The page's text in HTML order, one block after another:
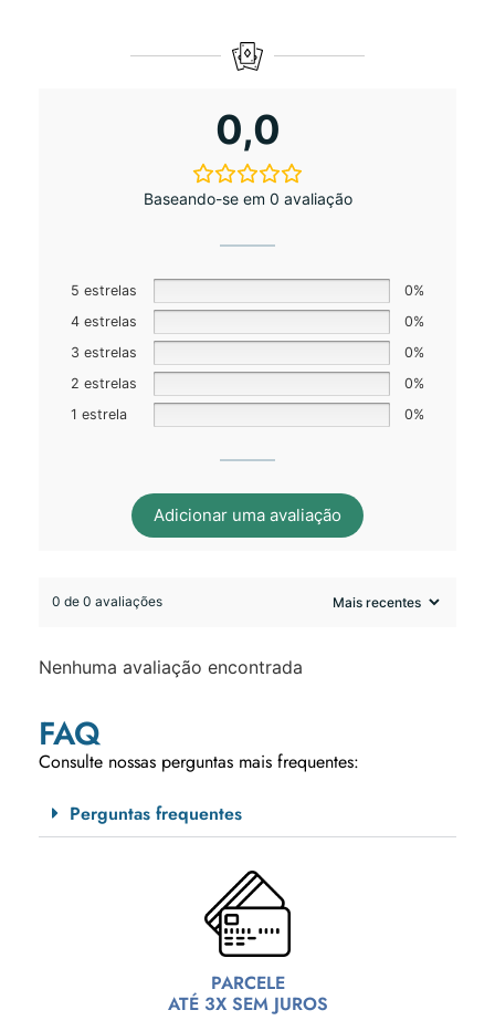
0,0
Baseando-se em 0 avaliação
5 estrelas
0%
4 estrelas
0%
3 estrelas
0%
2 estrelas
0%
1 estrela
0%
Adicionar uma avaliação
0 de 0 avaliações
Nenhuma avaliação encontrada
FAQ
Consulte nossas perguntas mais frequentes:
Perguntas frequentes
PARCELE
ATÉ 3X SEM JUROS